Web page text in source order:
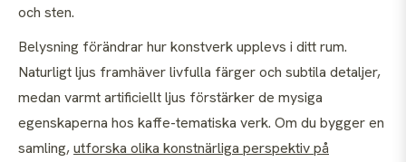
och sten.
Belysning förändrar hur konstverk upplevs i ditt rum.
Naturligt ljus framhäver livfulla färger och subtila detaljer,
medan varmt artificiellt ljus förstärker de mysiga
egenskaperna hos kaffe-tematiska verk. Om du bygger en
samling,utforska olika konstnärliga perspektiv på